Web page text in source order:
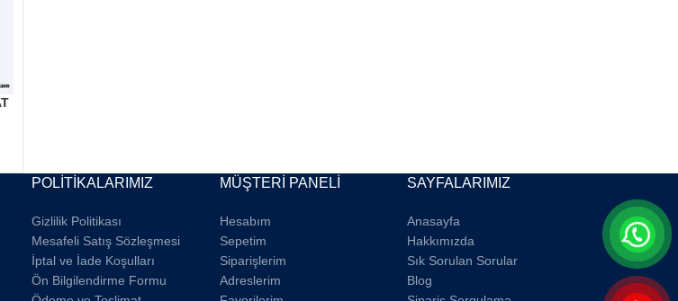
POLİTİKALARIMIZ
Gizlilik Politikası
Mesafeli Satış Sözleşmesi
İptal ve İade Koşulları
Ön Bilgilendirme Formu
MÜŞTERİ PANELİ
Hesabım
Sepetim
Siparişlerim
Adreslerim
SAYFALARIMIZ
Anasayfa
Hakkımızda
Sık Sorulan Sorular
Blog